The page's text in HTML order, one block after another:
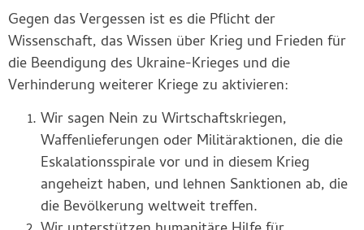
Gegen das Vergessen ist es die Pflicht der
Wissenschaft, das Wissen über Krieg und Frieden für
die Beendigung des Ukraine-Krieges und die
Verhinderung weiterer Kriege zu aktivieren:
Wir sagen Nein zu Wirtschaftskriegen,
Waffenlieferungen oder Militäraktionen, die die
Eskalationsspirale vor und in diesem Krieg
angeheizt haben, und lehnen Sanktionen ab, die
die Bevölkerung weltweit treffen.